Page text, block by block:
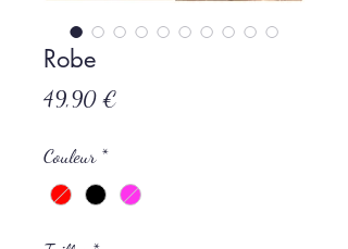
Robe
49,90 €
Couleur *